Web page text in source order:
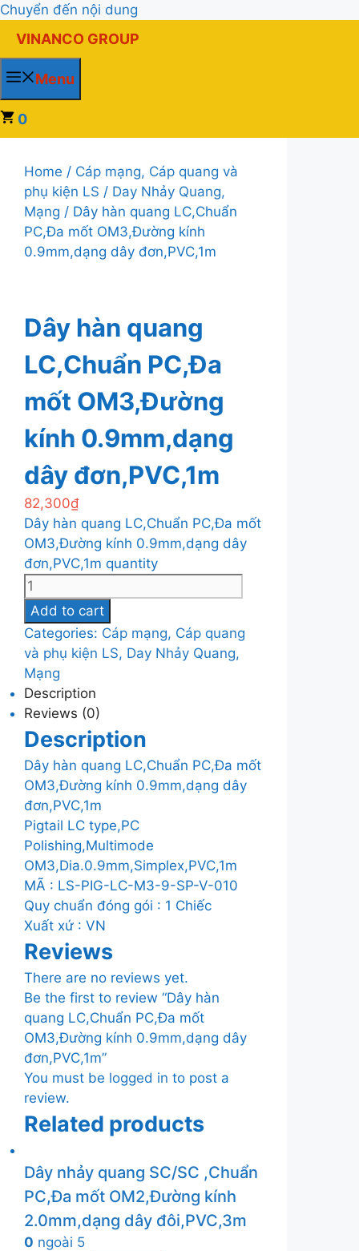
Chuyển đến nội dung
VINANCO GROUP
Menu
0
Home / Cáp mạng, Cáp quang và
phụ kiện LS / Day Nhảy Quang,
Mạng / Dây hàn quang LC,Chuẩn
PC,Đa mốt OM3,Đường kính
0.9mm,dạng dây đơn,PVC,1m
Dây hàn quang
LC,Chuẩn PC,Đa
mốt OM3,Đường
kính 0.9mm,dạng
dây đơn,PVC,1m
82,300₫
Dây hàn quang LC,Chuẩn PC,Đa mốt
OM3,Đường kính 0.9mm,dạng dây
đơn,PVC,1m quantity
Add to cart
Categories: Cáp mạng, Cáp quang
và phụ kiện LS, Day Nhảy Quang,
Mạng
Description
Reviews (0)
Description
Dây hàn quang LC,Chuẩn PC,Đa mốt
OM3,Đường kính 0.9mm,dạng dây
đơn,PVC,1m
Pigtail LC type,PC
Polishing,Multimode
OM3,Dia.0.9mm,Simplex,PVC,1m
MÃ : LS-PIG-LC-M3-9-SP-V-010
Quy chuẩn đóng gói : 1 Chiếc
Xuất xứ : VN
Reviews
There are no reviews yet.
Be the first to review “Dây hàn
quang LC,Chuẩn PC,Đa mốt
OM3,Đường kính 0.9mm,dạng dây
đơn,PVC,1m”
You must be logged in to post a
review.
Related products
Dây nhảy quang SC/SC ,Chuẩn
PC,Đa mốt OM2,Đường kính
2.0mm,dạng dây đôi,PVC,3m
0 ngoài 5